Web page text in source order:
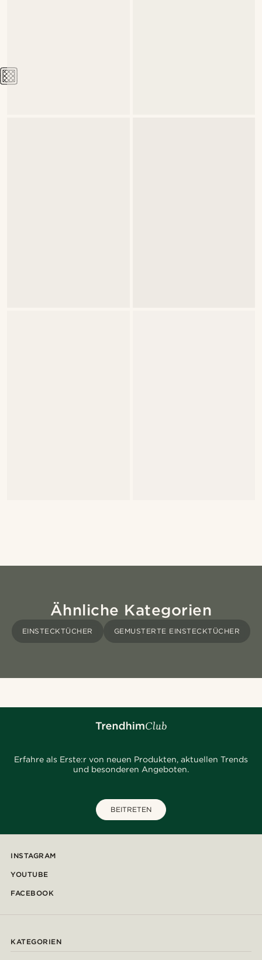
Ähnliche Kategorien
EINSTECKTÜCHER GEMUSTERTE EINSTECKTÜCHER
Erfahre als Erste:r von neuen Produkten, aktuellen Trends
und besonderen Angeboten.
BEITRETEN
INSTAGRAM
YOUTUBE
FACEBOOK
KATEGORIEN